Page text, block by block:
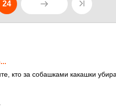
24
кто за собашками какашки